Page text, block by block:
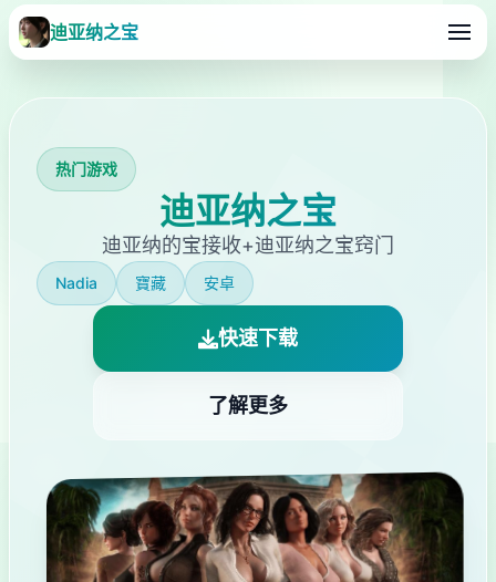
迪亚纳之宝
热门游戏
迪亚纳之宝
迪亚纳的宝接收+迪亚纳之宝窍门
Nadia 寶藏 安卓
快速下载
了解更多